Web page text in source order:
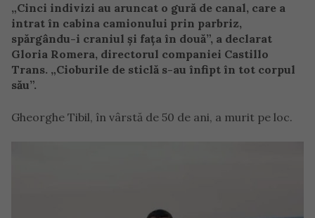
„Cinci indivizi au aruncat o gură de canal, care a
intrat în cabina camionului prin parbriz,
spărgându-i craniul și fața în două”, a declarat
Gloria Romera, directorul companiei Castillo
Trans. „Cioburile de sticlă s-au înfipt în tot corpul
său”.
Gheorghe Tibil, în vârstă de 50 de ani, a murit pe loc.